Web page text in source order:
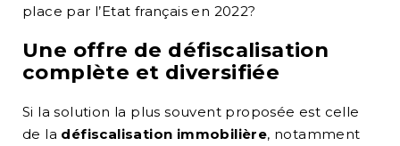
place par l’Etat français en 2022?
Une offre de défiscalisation
complète et diversifiée
Si la solution la plus souvent proposée est celle
de la défiscalisation immobilière, notamment